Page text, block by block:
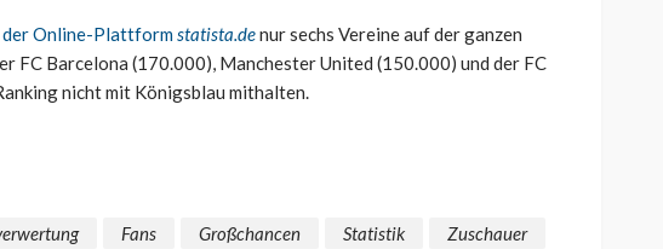
der Online-Plattformstatista.denur sechs Vereine auf der ganzen
FC Barcelona (170.000), Manchester United (150.000) und der FC
nicht mit Königsblau mithalten.
Fans Großchancen Statistik Zuschauer